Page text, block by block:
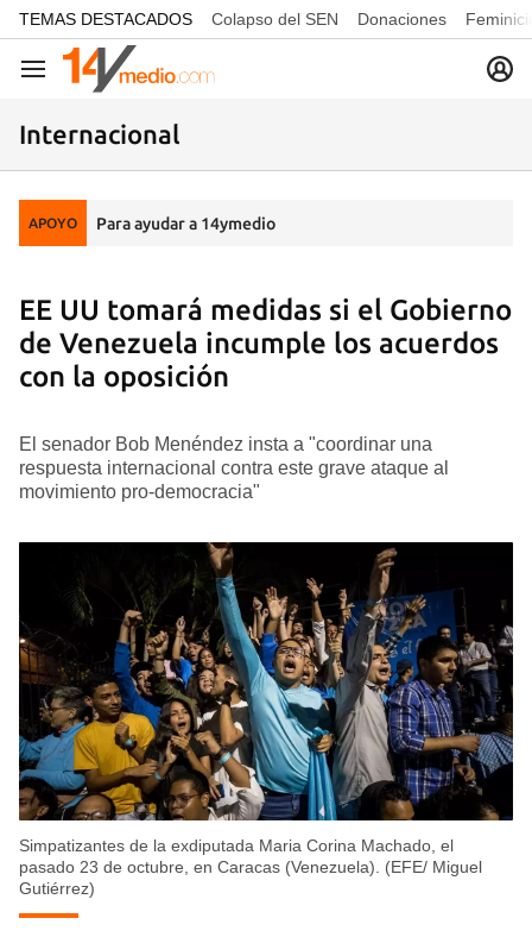
common.go-to-content
TEMAS DESTACADOS Colapso del SEN Donaciones
Navegación
Internacional
APOYO Para ayudar a 14ymedio
EE UU tomará medidas si el Gobierno
de Venezuela incumple los acuerdos
con la oposición
El senador Bob Menéndez insta a "coordinar una
respuesta internacional contra este grave ataque al
movimiento pro-democracia"
Simpatizantes de la exdiputada Maria Corina Machado, el
pasado 23 de octubre, en Caracas (Venezuela). (EFE/ Miguel
Gutiérrez)